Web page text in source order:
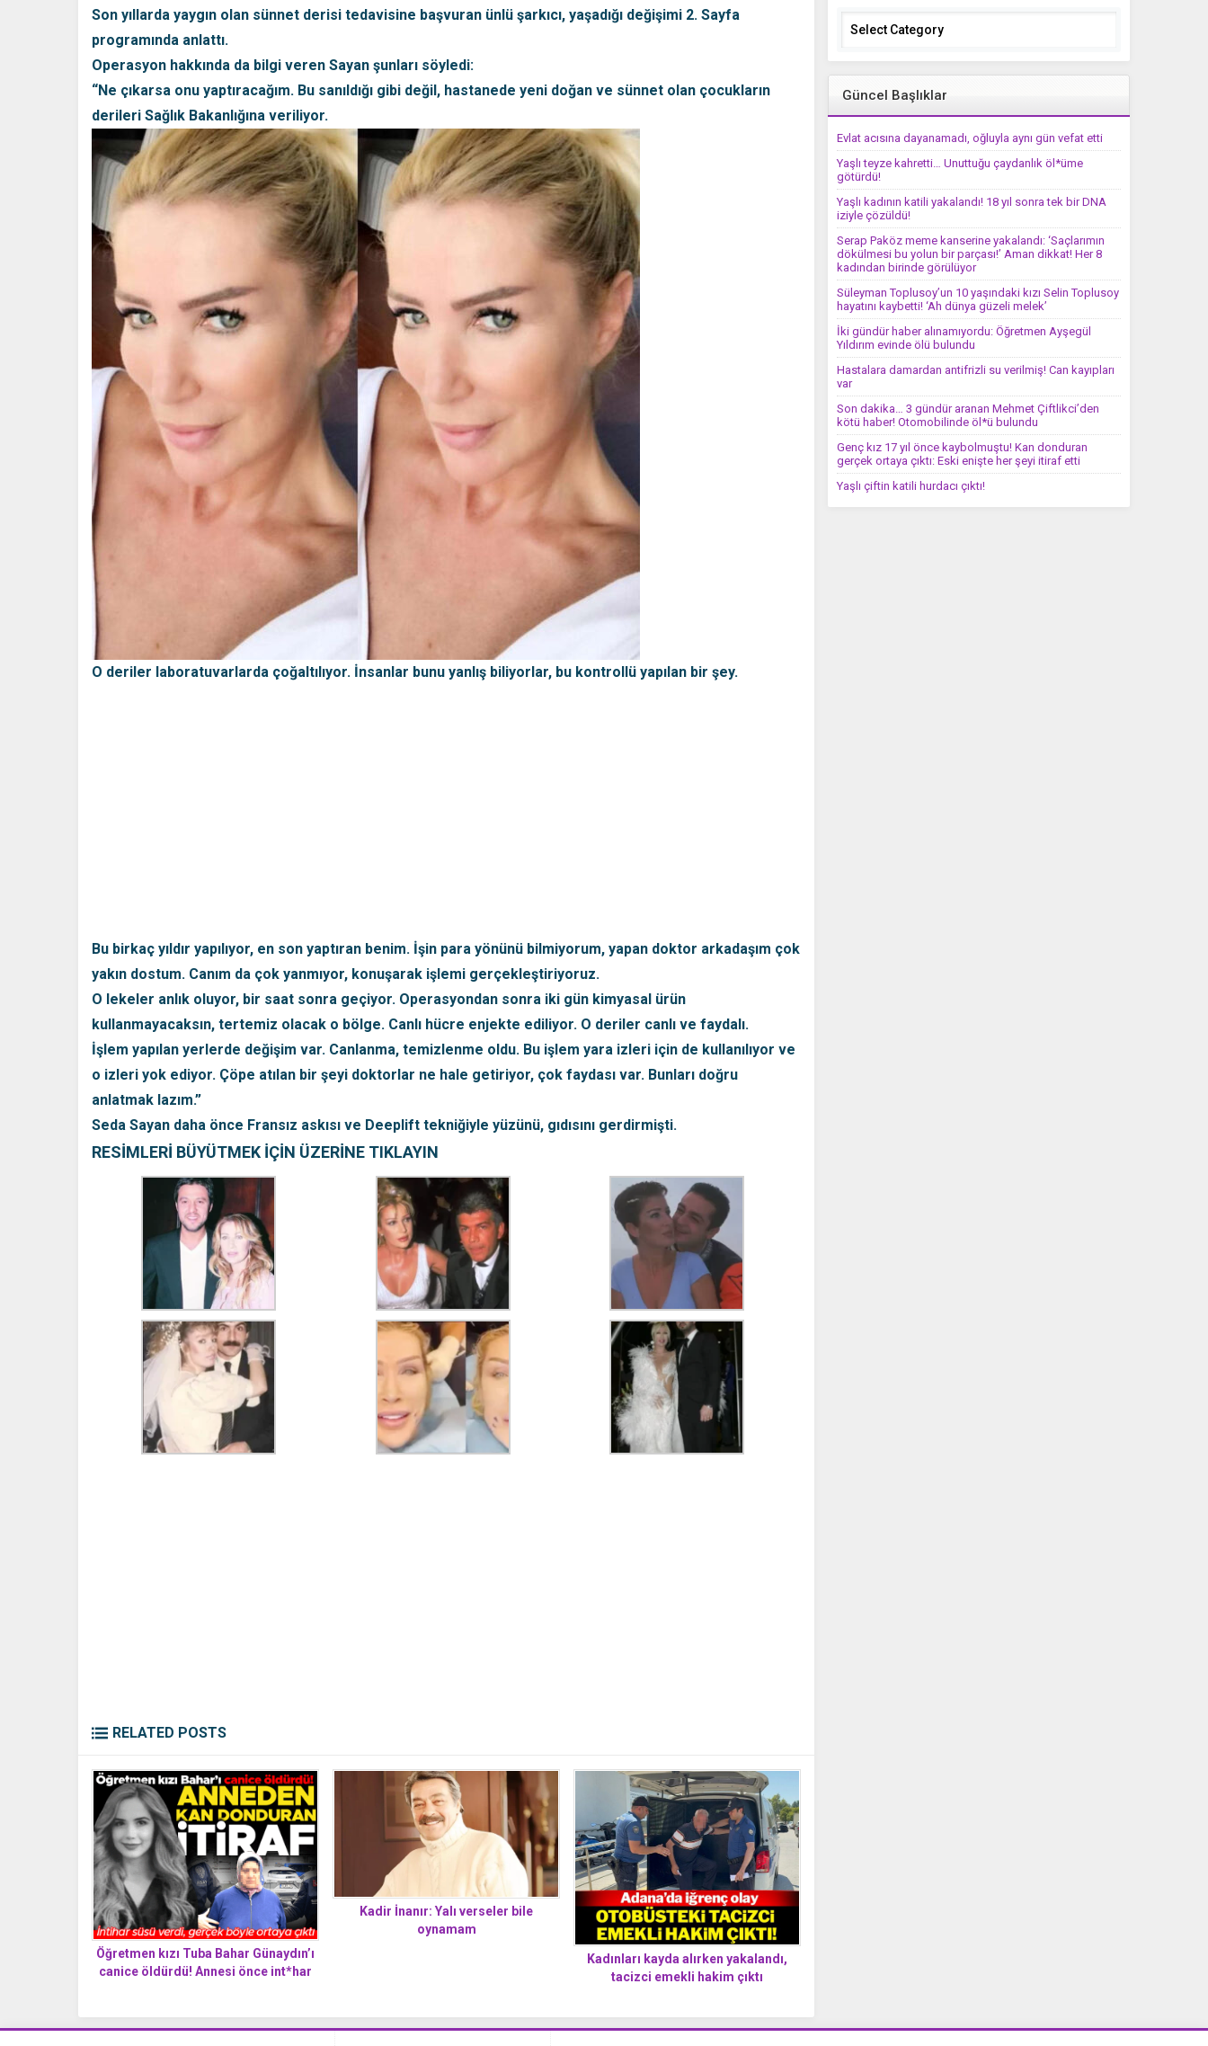
Son yıllarda yaygın olan sünnet derisi tedavisine başvuran ünlü şarkıcı, yaşadığı değişimi 2. Sayfa
programında anlattı.
Operasyon hakkında da bilgi veren Sayan şunları söyledi:
“Ne çıkarsa onu yaptıracağım. Bu sanıldığı gibi değil, hastanede yeni doğan ve sünnet olan çocukların
derileri Sağlık Bakanlığına veriliyor.
O deriler laboratuvarlarda çoğaltılıyor. İnsanlar bunu yanlış biliyorlar, bu kontrollü yapılan bir şey.
Bu birkaç yıldır yapılıyor, en son yaptıran benim. İşin para yönünü bilmiyorum, yapan doktor arkadaşım çok
yakın dostum. Canım da çok yanmıyor, konuşarak işlemi gerçekleştiriyoruz.
O lekeler anlık oluyor, bir saat sonra geçiyor. Operasyondan sonra iki gün kimyasal ürün
kullanmayacaksın, tertemiz olacak o bölge. Canlı hücre enjekte ediliyor. O deriler canlı ve faydalı.
İşlem yapılan yerlerde değişim var. Canlanma, temizlenme oldu. Bu işlem yara izleri için de kullanılıyor ve
o izleri yok ediyor. Çöpe atılan bir şeyi doktorlar ne hale getiriyor, çok faydası var. Bunları doğru
anlatmak lazım.”
Seda Sayan daha önce Fransız askısı ve Deeplift tekniğiyle yüzünü, gıdısını gerdirmişti.
RESİMLERİ BÜYÜTMEK İÇİN ÜZERİNE TIKLAYIN
RELATED POSTS
Öğretmen kızı Tuba Bahar Günaydın’ı
canice öldürdü! Annesi önce int*har
Kadir İnanır: Yalı verseler bile
oynamam
Kadınları kayda alırken yakalandı,
tacizci emekli hakim çıktı
Categories
Güncel Başlıklar
Evlat acısına dayanamadı, oğluyla aynı gün vefat etti
Yaşlı teyze kahretti… Unuttuğu çaydanlık öl*üme
götürdü!
Yaşlı kadının katili yakalandı! 18 yıl sonra tek bir DNA
iziyle çözüldü!
Serap Paköz meme kanserine yakalandı: ‘Saçlarımın
dökülmesi bu yolun bir parçası!’ Aman dikkat! Her 8
kadından birinde görülüyor
Süleyman Toplusoy’un 10 yaşındaki kızı Selin Toplusoy
hayatını kaybetti! ‘Ah dünya güzeli melek’
İki gündür haber alınamıyordu: Öğretmen Ayşegül
Yıldırım evinde ölü bulundu
Hastalara damardan antifrizli su verilmiş! Can kayıpları
var
Son dakika… 3 gündür aranan Mehmet Çiftlikci’den
kötü haber! Otomobilinde öl*ü bulundu
Genç kız 17 yıl önce kaybolmuştu! Kan donduran
gerçek ortaya çıktı: Eski enişte her şeyi itiraf etti
Yaşlı çiftin katili hurdacı çıktı!